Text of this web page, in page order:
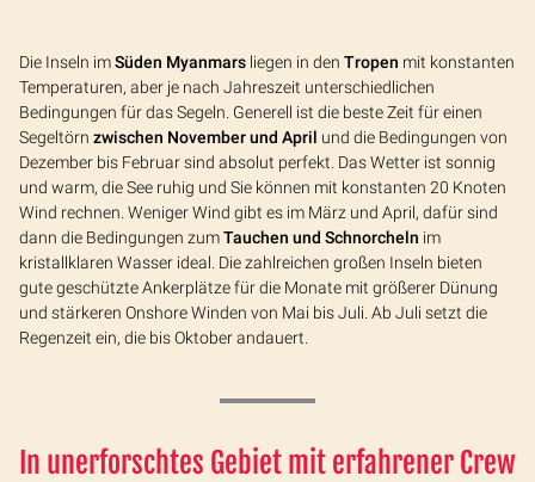
Die Inseln imSüden Myanmars liegen in den Tropen mit konstanten
Temperaturen, aber je nach Jahreszeit unterschiedlichen
Bedingungen für das Segeln. Generell ist die beste Zeit für einen
Segeltörn zwischen November und April und die Bedingungen von
Dezember bis Februar sind absolut perfekt. Das Wetter ist sonnig
und warm, die See ruhig und Sie können mit konstanten 20 Knoten
Wind rechnen. Weniger Wind gibt es im März und April, dafür sind
dann die Bedingungen zumTauchen und Schnorcheln im
kristallklaren Wasser ideal. Die zahlreichen großen Inseln bieten
gute geschützte Ankerplätze für die Monate mit größerer Dünung
und stärkeren Onshore Winden von Mai bis Juli. Ab Juli setzt die
Regenzeit ein, die bis Oktober andauert.
In unerforschtes Gebiet mit erfahrener Crew